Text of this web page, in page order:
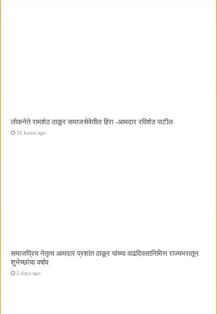
लोकनेते रामशेठ ठाकूर समाजसेवेतील हिरा -आमदार रविशेठ पाटील
16 hours ago
समाजप्रिय नेतृत्व आमदार प्रशांत ठाकूर यांच्या वाढदिवसानिमित्त राज्यभरातून
शुभेच्छांचा वर्षाव
2 days ago